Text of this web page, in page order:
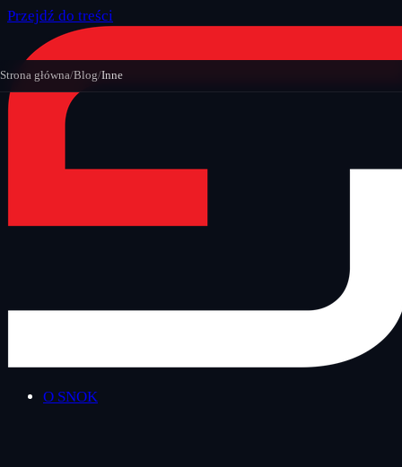
Przejdź do treści
O SNOK
Strona główna/Blog/Inne